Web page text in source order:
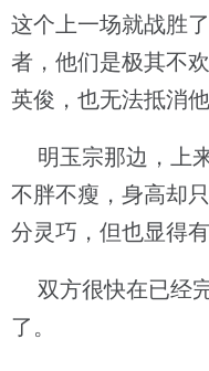
这个上一场就战胜
者，他们是极其不
英俊，也无法抵消
明玉宗那边，上
不胖不瘦，身高却
分灵巧，但也显得有
双方很快在已经
了。